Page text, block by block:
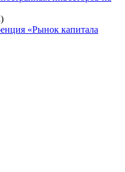
инвестиций в
инвесторов на
«Рынок капитала